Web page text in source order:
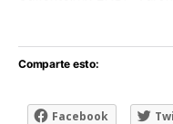
Comparte esto:
Facebook